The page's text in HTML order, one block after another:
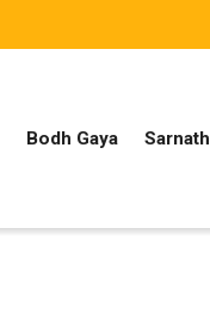
Bodh Gaya Sarnath